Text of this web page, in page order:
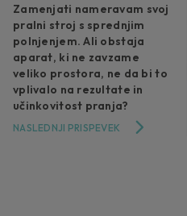
Zamenjati nameravam svoj
pralni stroj s sprednjim
polnjenjem. Ali obstaja
aparat, ki ne zavzame
veliko prostora, ne da bi to
vplivalo na rezultate in
učinkovitost pranja?
NASLEDNJI PRISPEVEK